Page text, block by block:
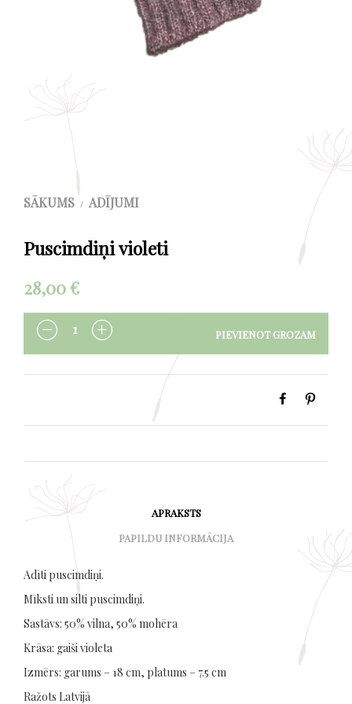
SĀKUMS / ADĪJUMI
Puscimdiņi violeti
28,00€
DAUDZUMS PIEVIENOT GROZAM
APRAKSTS
PAPILDU INFORMĀCIJA
Adīti puscimdiņi.
Mīksti un silti puscimdiņi.
Sastāvs: 50% vilna, 50% mohēra
Krāsa: gaiši violeta
Izmērs: garums – 18 cm, platums – 7.5 cm
Ražots Latvijā